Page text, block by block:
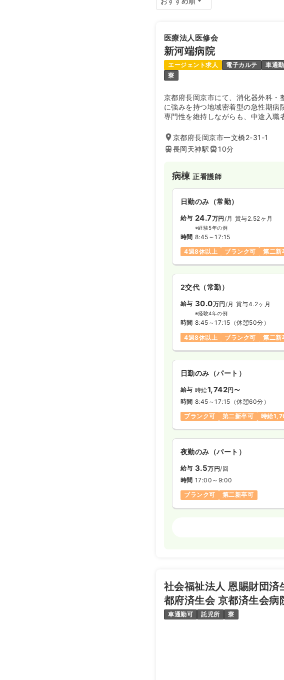
医療法人医修会
新河端病院
エージェント求人 電子カルテ 車通
寮
京都府長岡京市にて、消化器外科・
に強みを持つ地域密着型の急性期病
専門性を維持しながらも、中途入職
でスキルを磨きたいが、教育体制が
不安」という看護師の方も、安心し
る環境が整っています。
京都府長岡京市一文橋2-31-1
長岡天神駅
10分
病棟正看護師
日勤のみ（常勤）
給与 24.7万円/月 賞与2.52ヶ月
※経験5年の例
時間 8:45～17:15
4週8休以上
ブランク可 第二新
2交代（常勤）
給与 30.0万円/月 賞与4.2ヶ月
※経験4年の例
時間 8:45～17:15 （休憩50分）
4週8休以上
ブランク可 第二新
日勤のみ（パート）
給与 時給1,742円〜
時間 8:45～17:15 （休憩60分）
ブランク可
第二新卒可 時給
夜勤のみ（パート）
給与 3.5万円/回
時間 17:00～9:00
ブランク可
第二新卒可
時間 8:45～17:15
4週8休以上
第二新卒可 月給27
社会福祉法人 恩賜財団済
都府済生会 京都済生会病
車通勤可 託児所 寮